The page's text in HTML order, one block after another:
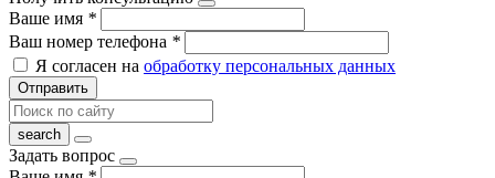
Ваше имя *
Ваш номер телефона *
Я согласен на обработку персональных данных
Отправить
Задать вопрос